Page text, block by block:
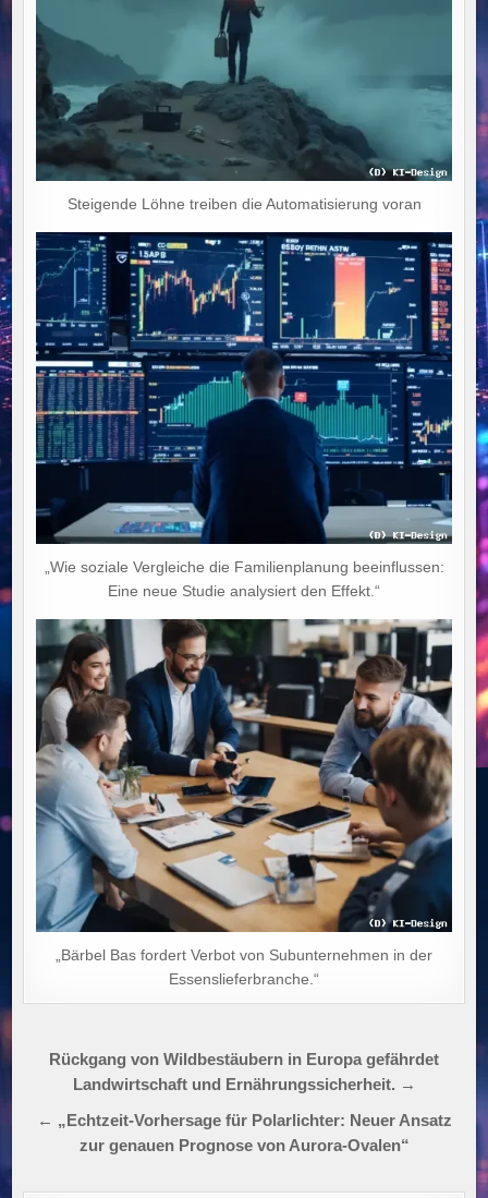
Steigende Löhne treiben die Automatisierung voran
„Wie soziale Vergleiche die Familienplanung beeinflussen:
Eine neue Studie analysiert den Effekt.“
„Bärbel Bas fordert Verbot von Subunternehmen in der
Essenslieferbranche.“
Beitragsnavigation
Rückgang von Wildbestäubern in Europa gefährdet
Landwirtschaft und Ernährungssicherheit. →
← „Echtzeit-Vorhersage für Polarlichter: Neuer Ansatz
zur genauen Prognose von Aurora-Ovalen“